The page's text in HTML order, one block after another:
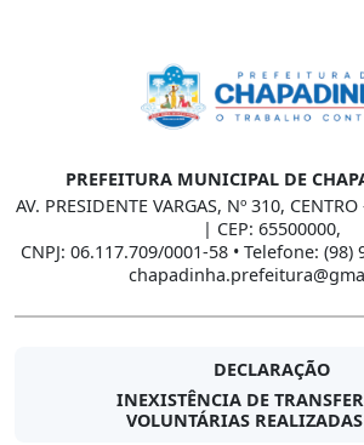
PREFEITURA MUNICIPAL DE
AV. PRESIDENTE VARGAS, Nº 310,
| CEP: 65500000,
CNPJ: 06.117.709/0001-58 • Telefone: (98)
DECLARAÇÃO
INEXISTÊNCIA DE
VOLUNTÁRIAS